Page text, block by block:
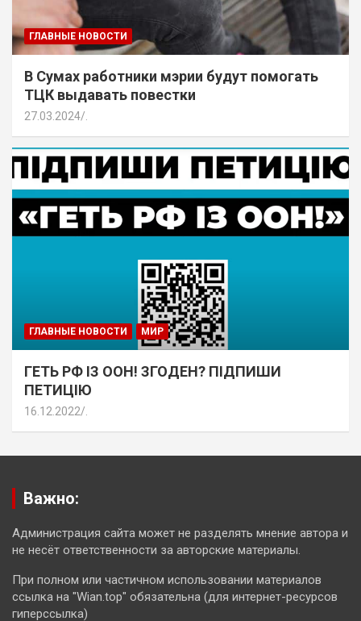
ГЛАВНЫЕ НОВОСТИ
В Сумах работники мэрии будут помогать
ТЦК выдавать повестки
27.03.2024
ГЛАВНЫЕ НОВОСТИ МИР
ГЕТЬ РФ ІЗ ООН! ЗГОДЕН? ПІДПИШИ
ПЕТИЦІЮ
16.12.2022
Важно:
Администрация сайта может не разделять мнение автора и
не несёт ответственности за авторские материалы.
При полном или частичном использовании материалов
ссылка на "Wian.top" обязательна (для интернет-ресурсов
гиперссылка)